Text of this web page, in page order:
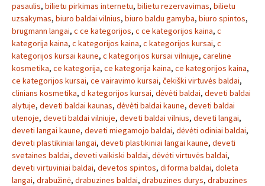
pasaulis, bilietu pirkimas internetu, bilietu rezervavimas, bilietu
uzsakymas, biuro baldai vilnius, biuro baldu gamyba, biuro spintos,
brugmann langai, c ce kategorijos, c ce kategorijos kaina, c
kategorija kaina, c kategorijos kaina, c kategorijos kursai, c
kategorijos kursai kaune, c kategorijos kursai vilniuje, careline
kosmetika, ce kategorija, ce kategorija kaina, ce kategorijos kaina,
ce kategorijos kursai, ce vairavimo kursai, čekiški virtuvės baldai,
clinians kosmetika, d kategorijos kursai, dėvėti baldai, deveti baldai
alytuje, deveti baldai kaunas, dėvėti baldai kaune, deveti baldai
utenoje, deveti baldai vilniuje, deveti baldai vilnius, deveti langai,
deveti langai kaune, deveti miegamojo baldai, dėvėti odiniai baldai,
deveti plastikiniai langai, deveti plastikiniai langai kaune, deveti
svetaines baldai, deveti vaikiski baldai, dėvėti virtuvės baldai,
deveti virtuviniai baldai, devetos spintos, diforma baldai, doleta
langai, drabužinė, drabuzines baldai, drabuzines durys, drabuzines